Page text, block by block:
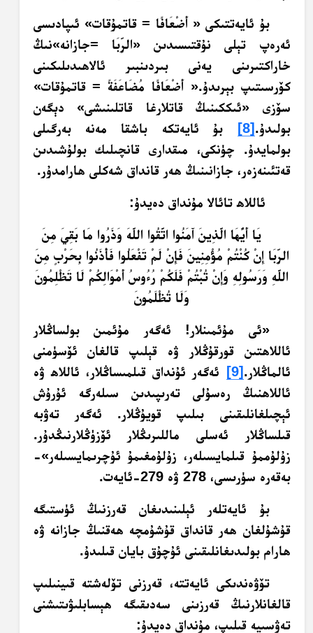
بۇ ئايەتتىكى « أَضْعَافًا = قاتمۇقات» ئىپادىسى
ئەرەپ تېلى نۇقتىسىدىن «الرِّبَا =جازانە»نىڭ
خاراكتىرىنى يەنى بىردىنبىر ئالاھىدىلىكىنى
كۆرسىتىپ بېرىدۇ.« أَضْعَافًا مُضَاعَفَةً =قاتمۇقات»
سۆزى «ئىككىنىڭ قاتلارغا قاتلىنىشى» دېگەن
بولىدۇ. [8]
بۇ ئايەتكە باشقا مەنە بەرگىلى
بولمايدۇ. چۈنكى، مىقدارى قانچىلىك بولۇشىدىن
قەتئىنەزەر، جازانىنىڭ ھەر قانداق شەكلى ھارامدۇر.
ئاللاھ تائالا مۇنداق دەيدۇ:
يَا أَيُّهَا الَّذِينَ آَمَنُوا اتَّقُوا اللَّهَ وَذَرُوا مَا بَقِيَ مِنَ
الرِّبَا إِنْ كُنْتُمْ مُؤْمِنِينَ فَإِنْ لَمْ تَفْعَلُوا فَأْذَنُوا بِحَرْبٍ مِنَ
اللَّهِ وَرَسُولِهِ وَإِنْ تُبْتُمْ فَلَكُمْ رُءُوسُ أَمْوَالِكُمْ لَا تَظْلِمُونَ
وَلَا تُظْلَمُونَ
«ئى مۇئمىنلار! ئەگەر مۇئمىن بولساڭلار
ئاللاھتىن قورقۇڭلار ۋە قېلىپ قالغان ئۆسۈمنى
ئالماڭلار. [9]
ئەگەر ئۇنداق قىلمىساڭلار، ئاللاھ ۋە
ئاللاھنىڭ رەسۇلى تەرىپىدىن سىلەرگە ئۇرۇش
ئېچىلغانلىقىنى بىلىپ قويۇڭلار. ئەگەر تەۋبە
قىلساڭلار ئەسلى ماللىرىڭلار ئۆزۈڭلارنىڭدۇر.
زۇلۇممۇ قىلمايسىلەر، زۇلۇمغىمۇ ئۇچرىمايسىلەر»-
بەقەرە سۈرىسى، 278 ۋە 279-ئايەت.
بۇ ئايەتلەر ئېلىنىدىغان قەرزنىڭ ئۈستىگە
قۇشۇلغان ھەر قانداق قۇشۇمچە ھەقنىڭ جازانە ۋە
ھارام بولىدىغانلىقىنى ئۇچۇق بايان قىلىدۇ.
تۆۋەندىكى ئايەتتە، قەرزنى تۆلەشتە قىينىلىپ
قالغانلارنىڭ قەرزىنى سەدىقىگە ھېسابلىۋىتىشنى
تەۋسىيە قىلىپ، مۇنداق دەيدۇ: